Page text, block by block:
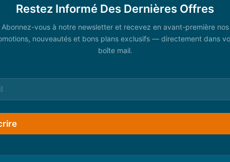
Restez Informé Des Dernières Offres
Abonnez-vous à notre newsletter et recevez en avant-première nos
nouveautés et bons plans exclusifs — directement dans
boîte mail.